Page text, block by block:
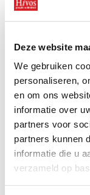
Deze website
We gebruiken
personaliseren,
en om ons
informatie over
partners voor
partners kunnen
informatie die u
verzameld op
Timor-Leste:
van de
CODIVA in de
workshops bij
lokale
oriëntatie en
De komende
ideaal podium
publiek
in bijvoorbeeld